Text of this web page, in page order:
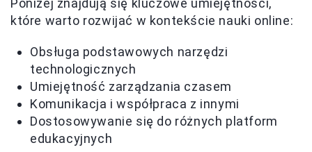
Poniżej znajdują się kluczowe umiejętności,
które warto rozwijać w kontekście nauki online:
Obsługa podstawowych narzędzi
technologicznych
Umiejętność zarządzania czasem
Komunikacja i współpraca z innymi
Dostosowywanie się do różnych platform
edukacyjnych